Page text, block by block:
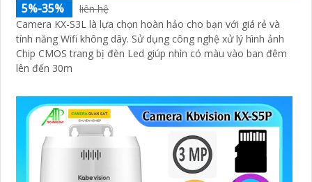
5%-35%
liên hệ
Camera KX-S3L là lựa chọn hoàn hảo cho bạn với giá rẻ và
tính năng Wifi không dây. Sử dụng công nghệ xử lý hình ảnh
Chip CMOS trang bị đèn Led giúp nhìn có màu vào ban đêm
lên đến 30m